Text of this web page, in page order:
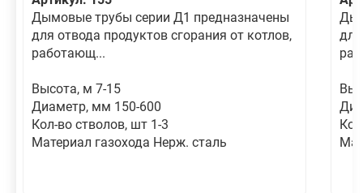
Дымовые трубы серии Д1 предназначены
для отвода продуктов сгорания от котлов,
работающ...
Высота, м 7-15
Диаметр, мм 150-600
Кол-во стволов, шт 1-3
Материал газохода Нерж. сталь